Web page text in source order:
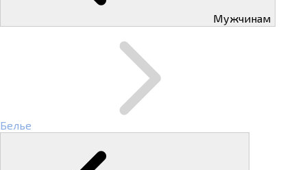
Мужчинам
Белье